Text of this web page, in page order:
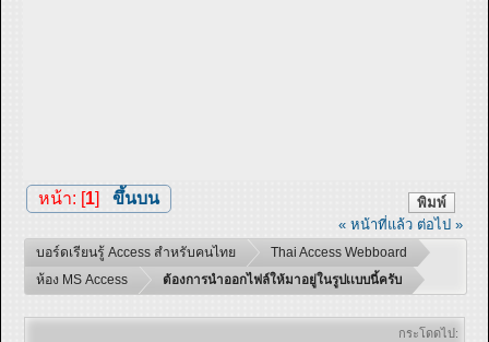
พิมพ์
หน้า: [1] ขึ้นบน
« หน้าที่แล้ว ต่อไป »
บอร์ดเรียนรู้ Access สำหรับคนไทย
Thai Access Webboard
ห้อง MS Access
ต้องการนำออกไฟล์ให้มาอยู่ในรูปเเบบนี้ครับ
กระโดดไป: